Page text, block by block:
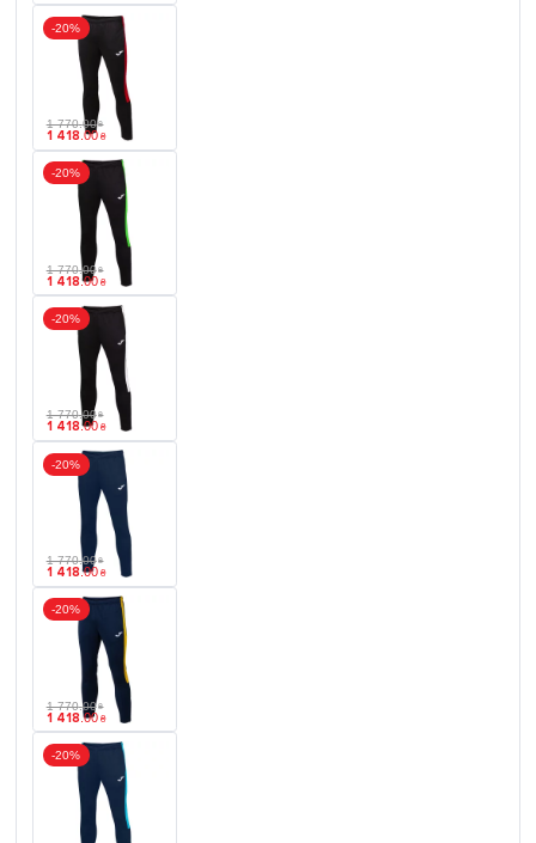
-20%
1 770.00 ₴
1 418 00 ₴
-20%
1 770.00 ₴
1 418.00 ₴
-20%
1 770.00 ₴
1 418.00 ₴
-20%
1 770.00 ₴
1 418.00 ₴
-20%
1 770.00 ₴
1 418 .00 ₴
-20%